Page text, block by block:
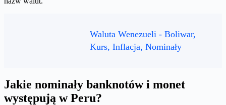
Waluta Wenezueli - Boliwar,
Kurs, Inflacja, Nominały
Jakie nominały banknotów i monet
występują w Peru?